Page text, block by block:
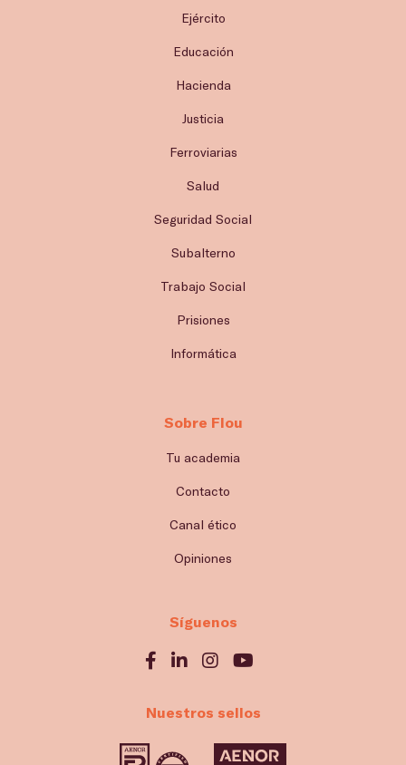
Ejército
Educación
Hacienda
Justicia
Ferroviarias
Salud
Seguridad Social
Subalterno
Trabajo Social
Prisiones
Informática
Sobre Flou
Tu academia
Contacto
Canal ético
Opiniones
Síguenos
Nuestros sellos